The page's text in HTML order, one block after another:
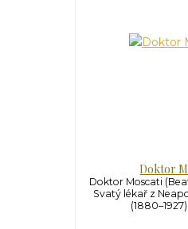
Doktor
Doktor Moscati
Svatý lékař z
(1880–1927)